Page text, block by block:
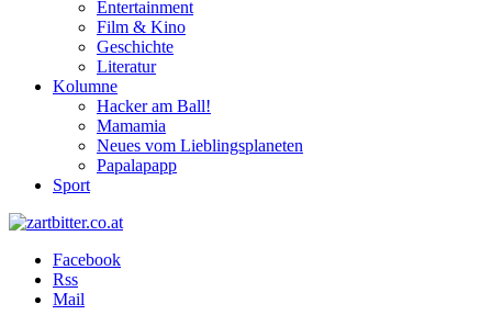
Entertainment
Film & Kino
Geschichte
Literatur
Kolumne
Hacker am Ball!
Mamamia
Neues vom Lieblingsplaneten
Papalapapp
Sport
Facebook
Rss
Mail